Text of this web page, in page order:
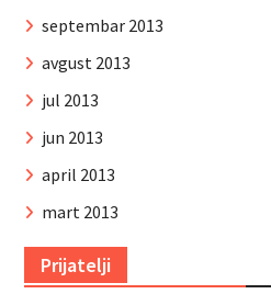
septembar 2013
avgust 2013
jul 2013
jun 2013
april 2013
mart 2013
Prijatelji